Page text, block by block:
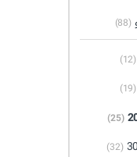
(88)
(12)
(19)
(25)
(32)